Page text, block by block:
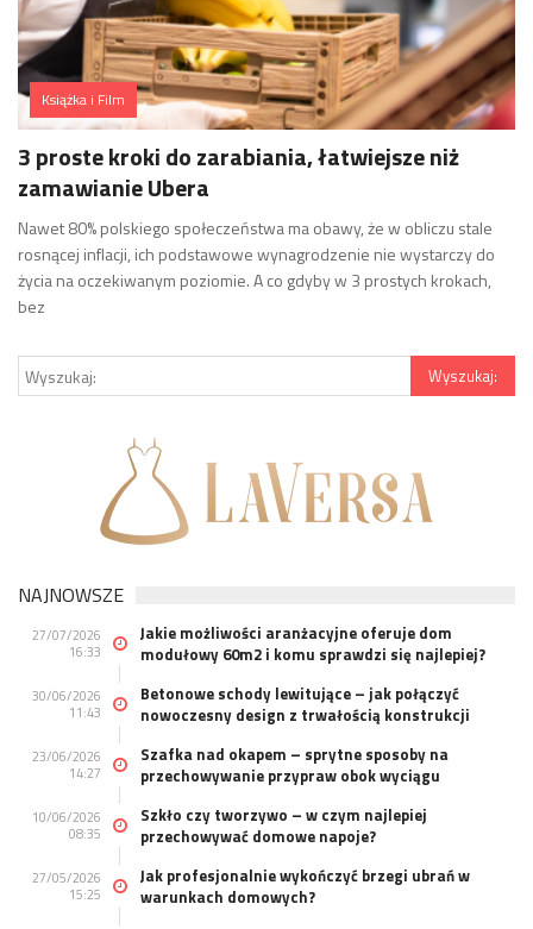
Książka i Film
3 proste kroki do zarabiania, łatwiejsze niż
zamawianie Ubera
Nawet 80% polskiego społeczeństwa ma obawy, że w obliczu stale
rosnącej inflacji, ich podstawowe wynagrodzenie nie wystarczy do
życia na oczekiwanym poziomie. A co gdyby w 3 prostych krokach,
bez
NAJNOWSZE
27/07/2026
16:33
Jakie możliwości aranżacyjne oferuje dom
modułowy 60m2 i komu sprawdzi się najlepiej?
30/06/2026
11:43
Betonowe schody lewitujące – jak połączyć
nowoczesny design z trwałością konstrukcji
23/06/2026
14:27
Szafka nad okapem – sprytne sposoby na
przechowywanie przypraw obok wyciągu
10/06/2026
08:35
Szkło czy tworzywo – w czym najlepiej
przechowywać domowe napoje?
27/05/2026
15:25
Jak profesjonalnie wykończyć brzegi ubrań w
warunkach domowych?